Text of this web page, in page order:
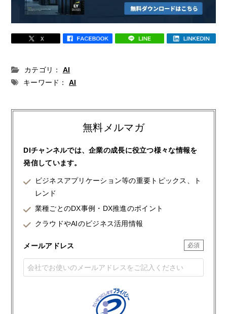
カテゴリ：
AI
キーワード：
AI
無料メルマガ
DIチャンネルでは、企業の成長に役立つ様々な情報を
発信しています。
ビジネスアプリケーション等の重要トピックス、ト
レンド
業種ごとのDX事例・DX推進のポイント
クラウドやAIのビジネス活用情報
メールアドレス